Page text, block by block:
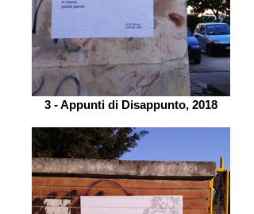
3 - Appunti di Disappunto, 2018